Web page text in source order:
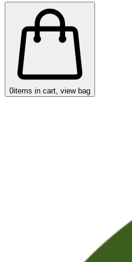
0items in cart, view bag